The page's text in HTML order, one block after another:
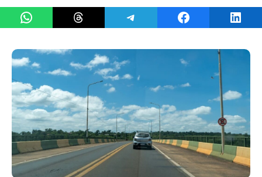
Share on WhatsAppShare on ThreadsShare on TelegramShare on Facebook